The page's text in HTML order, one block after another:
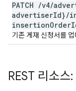
PATCH /v4/
advertiserId}/
insertionOrder
기존 게재 신청서를
REST 리소스: